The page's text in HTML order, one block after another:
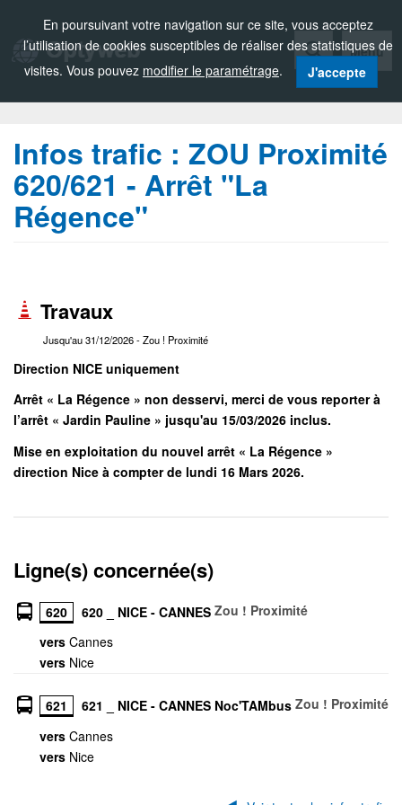
En poursuivant votre navigation sur ce site, vous acceptez
l’utilisation de cookies susceptibles de réaliser des statistiques de
visites. Vous pouvez modifier le paramétrage. J'accepte
Menu
Infos trafic : ZOU Proximité
620/621 - Arrêt "La
Régence"
Travaux
Jusqu'au 31/12/2026- Zou ! Proximité
Direction NICE uniquement
Arrêt « La Régence » non desservi, merci de vous reporter à
l’arrêt « Jardin Pauline » jusqu'au 15/03/2026 inclus.
Mise en exploitation du nouvel arrêt « La Régence »
direction Nice à compter de lundi 16 Mars 2026.
Ligne(s) concernée(s)
620 620 _ NICE - CANNES Zou ! Proximité
vers Cannes
vers Nice
621 621 _ NICE - CANNES Noc'TAMbus Zou ! Proximité
vers Cannes
vers Nice